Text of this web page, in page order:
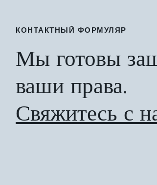
КОНТАКТНЫЙ ФОРМУЛЯР
Мы готовы
ваши права.
Свяжитесь с